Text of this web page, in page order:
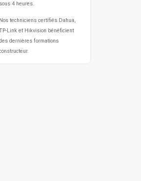
sous 4 heures.
Nos techniciens certifiés Dahua,
Link et Hikvision bénéficient
dernières formations